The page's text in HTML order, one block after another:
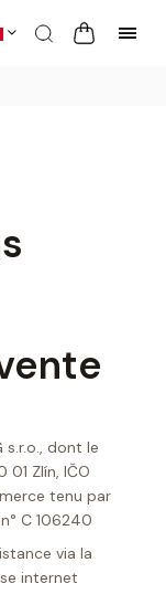
s.r.o., dont le
01 Zlín, IČO
tenu par
C 106240
via la
internet